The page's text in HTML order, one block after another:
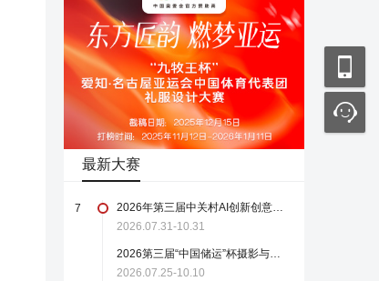
最新大赛
7
2026年第三届中关村AI创新创意设计大赛正式启动报名（截至2026.10.31）
2026.07.31-10.31
2026第三届“中国储运”杯摄影与短视频大赛
2026.07.25-10.10